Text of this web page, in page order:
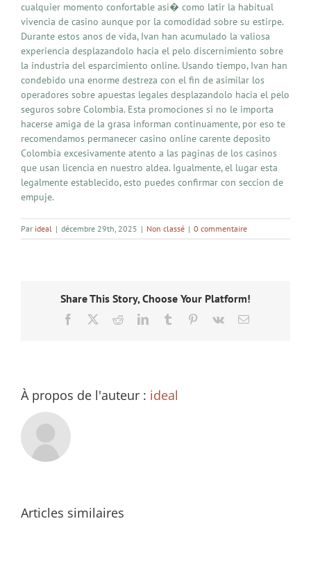
cualquier momento confortable asi� como latir la habitual
vivencia de casino aunque por la comodidad sobre su estirpe.
Durante estos anos de vida, Ivan han acumulado la valiosa
experiencia desplazandolo hacia el pelo discernimiento sobre
la industria del esparcimiento online. Usando tiempo, Ivan han
condebido una enorme destreza con el fin de asimilar los
operadores sobre apuestas legales desplazandolo hacia el pelo
seguros sobre Colombia. Esta promociones si no le importa
hacerse amiga de la grasa informan continuamente, por eso te
recomendamos permanecer casino online carente deposito
Colombia excesivamente atento a las paginas de los casinos
que usan licencia en nuestro aldea. Igualmente, el lugar esta
legalmente establecido, esto puedes confirmar con seccion de
empuje.
Par ideal | décembre 29th, 2025 | Non classé | 0 commentaire
Share This Story, Choose Your Platform!
Facebook RedditLinkedInTumblr Pinterest
Vk Email
À propos de l'auteur : ideal
Articles similaires